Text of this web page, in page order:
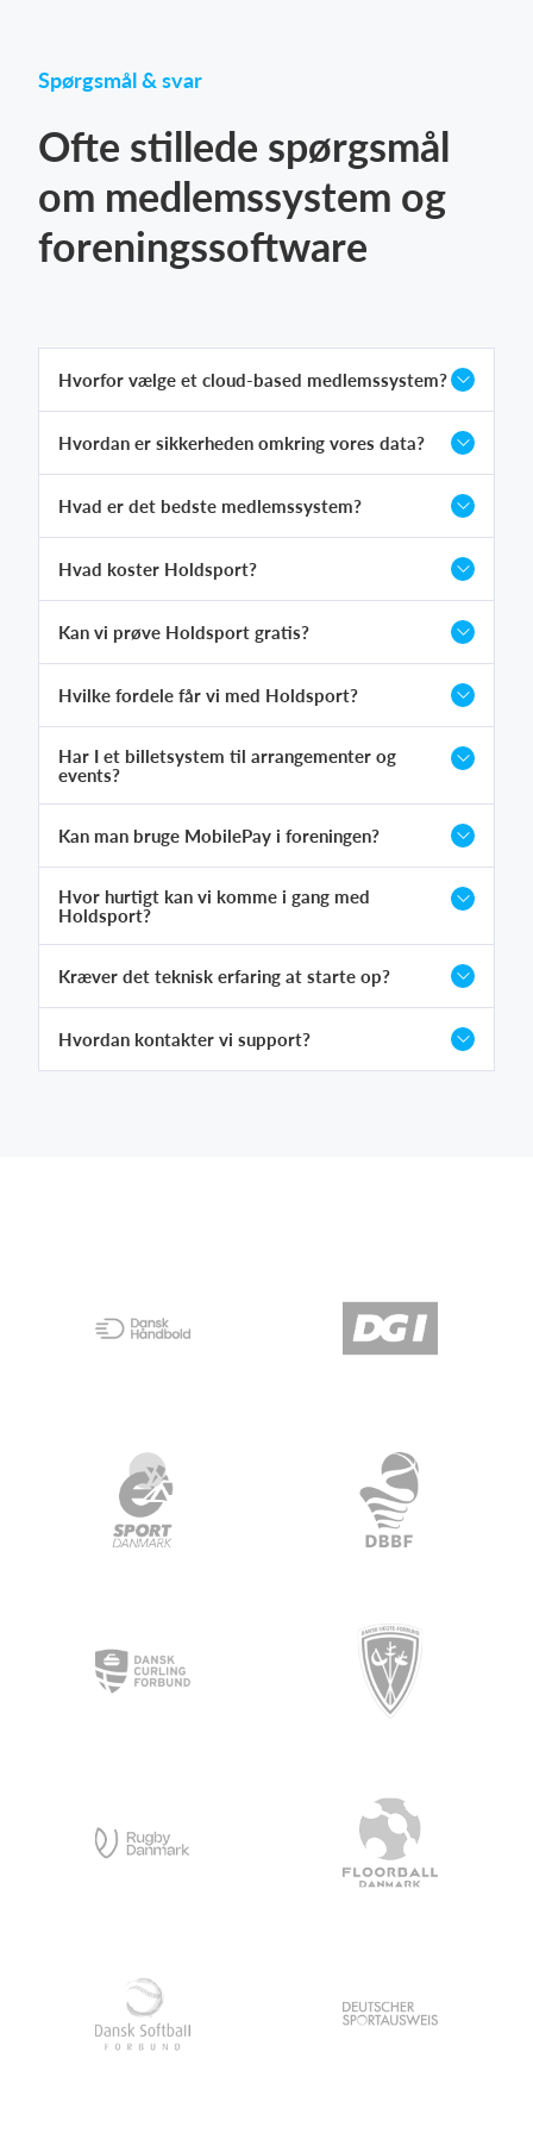
Spørgsmål & svar
Ofte stillede spørgsmål
om medlemssystem og
foreningssoftware
Hvorfor vælge et cloud-based medlemssystem?
Hvordan er sikkerheden omkring vores data?
Hvad er det bedste medlemssystem?
Hvad koster Holdsport?
Kan vi prøve Holdsport gratis?
Hvilke fordele får vi med Holdsport?
Har I et billetsystem til arrangementer og
events?
Kan man bruge MobilePay i foreningen?
Hvor hurtigt kan vi komme i gang med
Holdsport?
Kræver det teknisk erfaring at starte op?
Hvordan kontakter vi support?